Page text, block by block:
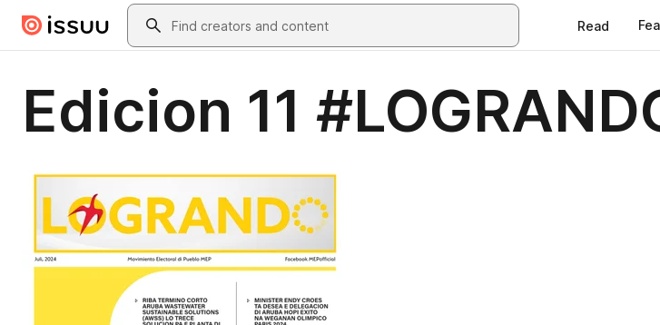
Skip to main contentSearch
Read
Edicion 11